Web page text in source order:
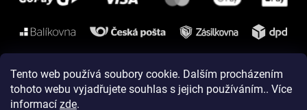
Tento web používá soubory cookie. Dalším procházením
tohoto webu vyjadřujete souhlas s jejich používáním.. Více
informací zde.
Instagram